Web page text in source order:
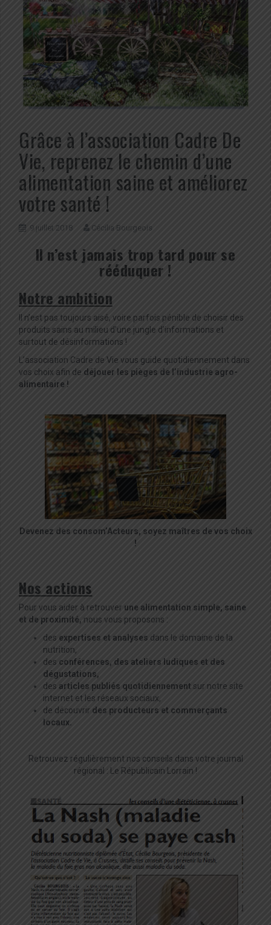
Grâce à l’association Cadre De
Vie, reprenez le chemin d’une
alimentation saine et améliorez
votre santé !
9 juillet 2018 Cécilia Bourgeois
Il n’est jamais trop tard pour se
rééduquer !
Notre ambition
Il n’est pas toujours aisé, voire parfois pénible de choisir des
produits sains au milieu d’une jungle d’informations et
surtout de désinformations !
L’association Cadre de Vie vous guide quotidiennement dans
vos choix afin de déjouer les pièges de l’industrie agro-
alimentaire !
Devenez des consom’Acteurs, soyez maîtres de vos choix
!
Nos actions
Pour vous aider à retrouver une alimentation simple, saine
et de proximité, nous vous proposons :
des expertises et analyses dans le domaine de la
nutrition,
des conférences, des ateliers ludiques et des
dégustations,
des articles publiés quotidiennement sur notre site
internet et les réseaux sociaux,
de découvrir des producteurs et commerçants
locaux.
Retrouvez régulièrement nos conseils dans votre journal
régional : Le Républicain Lorrain !